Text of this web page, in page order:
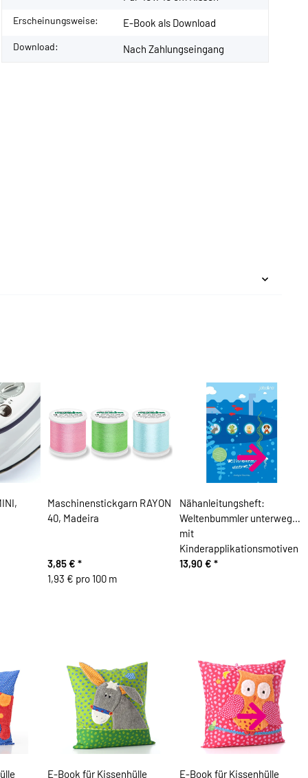
Erscheinungsweise: E-Book als Download
Download: Nach Zahlungseingang
Maschinenstickgarn RAYON
40, Madeira
3,85 € *
1,93 € pro 100 m
Nähanleitungsheft:
Weltenbummler unterwegs –
mit
Kinderapplikationsmotiven
13,90 € *
E-Book für Kissenhülle
E-Book für Kissenhülle